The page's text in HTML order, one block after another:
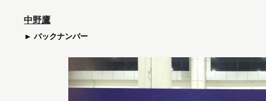
中野鷹
バックナンバー